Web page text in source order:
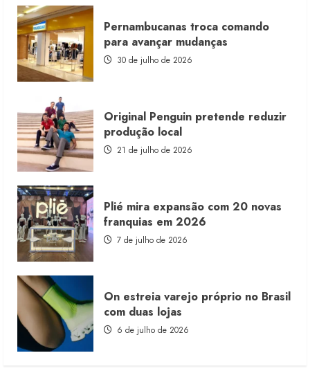
Morena
Rosa
lança
franquia
com
estoque
consignado
Pernambucanas troca comando
para avançar mudanças
30 de julho de 2026
Original Penguin pretende reduzir
produção local
21 de julho de 2026
Plié mira expansão com 20 novas
franquias em 2026
7 de julho de 2026
On estreia varejo próprio no Brasil
com duas lojas
6 de julho de 2026